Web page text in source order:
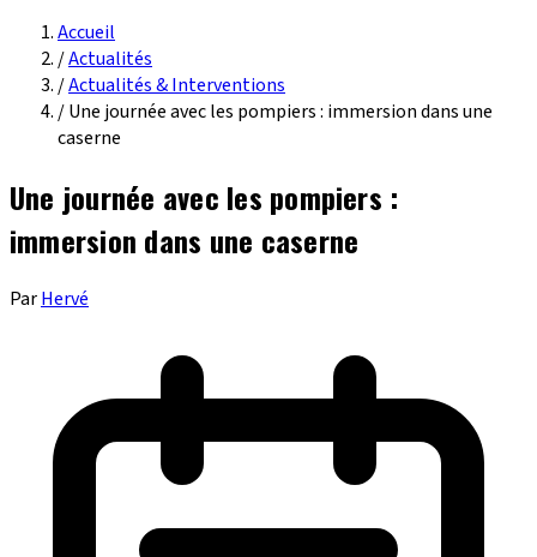
Accueil
/Actualités
/Actualités & Interventions
/Une journée avec les pompiers : immersion dans une
caserne
Une journée avec les pompiers :
immersion dans une caserne
ParHervé